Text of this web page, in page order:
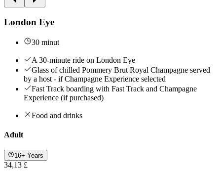
London Eye
30 minut
A 30-minute ride on London Eye
Glass of chilled Pommery Brut Royal Champagne served
by a host - if Champagne Experience selected
Fast Track boarding with Fast Track and Champagne
Experience (if purchased)
Food and drinks
Adult
16+ Years
34,13 £